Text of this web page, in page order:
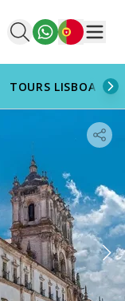
Português
TOURS LISBOA